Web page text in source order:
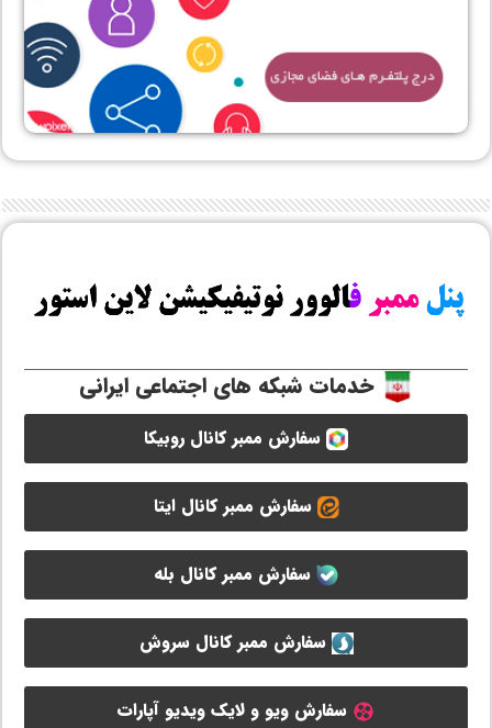
خدمات شبکه های اجتماعی ایرانی
سفارش ممبر کانال روبیکا
سفارش ممبر کانال ایتا
سفارش ممبر کانال بله
سفارش ممبر کانال سروش
سفارش ویو و لایک ویدیو آپارات